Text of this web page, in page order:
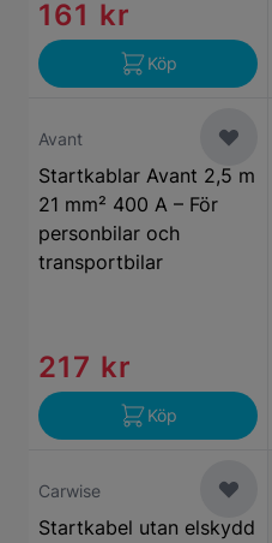
161 kr
Köp
Avant
Startkablar Avant 2,5 m
21 mm² 400 A – För
personbilar och
transportbilar
217 kr
Köp
Carwise
Startkabel utan elskydd